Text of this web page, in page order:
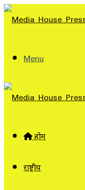
Menu
होम
राष्ट्रीय